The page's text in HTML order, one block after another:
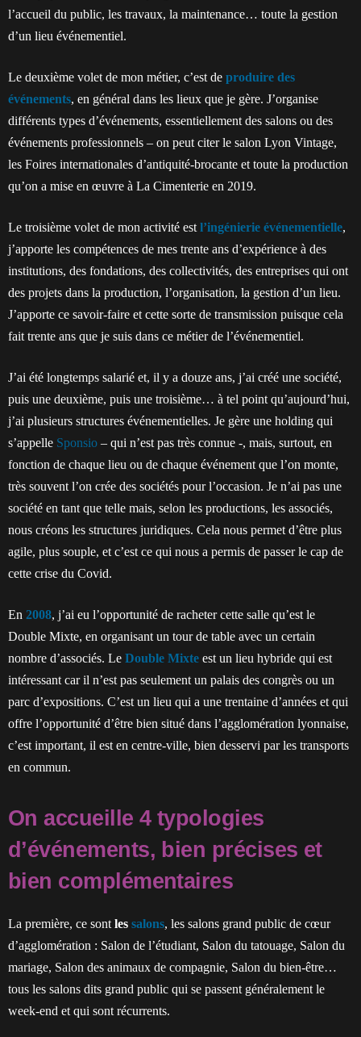
l’accueil du public, les travaux, la maintenance… toute la gestion
d’un lieu événementiel.
Le deuxième volet de mon métier, c’est de produire des
événements, en général dans les lieux que je gère. J’organise
différents types d’événements, essentiellement des salons ou des
événements professionnels – on peut citer le salon Lyon Vintage,
les Foires internationales d’antiquité-brocante et toute la production
qu’on a mise en œuvre à La Cimenterie en 2019.
Le troisième volet de mon activité est l’ingénierie événementielle,
j’apporte les compétences de mes trente ans d’expérience à des
institutions, des fondations, des collectivités, des entreprises qui ont
des projets dans la production, l’organisation, la gestion d’un lieu.
J’apporte ce savoir-faire et cette sorte de transmission puisque cela
fait trente ans que je suis dans ce métier de l’événementiel.
J’ai été longtemps salarié et, il y a douze ans, j’ai créé une société,
puis une deuxième, puis une troisième… à tel point qu’aujourd’hui,
j’ai plusieurs structures événementielles. Je gère une holding qui
s’appelle Sponsio – qui n’est pas très connue -, mais, surtout, en
fonction de chaque lieu ou de chaque événement que l’on monte,
très souvent l’on crée des sociétés pour l’occasion. Je n’ai pas une
société en tant que telle mais, selon les productions, les associés,
nous créons les structures juridiques. Cela nous permet d’être plus
agile, plus souple, et c’est ce qui nous a permis de passer le cap de
cette crise du Covid.
En 2008, j’ai eu l’opportunité de racheter cette salle qu’est le
Double Mixte, en organisant un tour de table avec un certain
nombre d’associés. Le Double Mixte est un lieu hybride qui est
intéressant car il n’est pas seulement un palais des congrès ou un
parc d’expositions. C’est un lieu qui a une trentaine d’années et qui
offre l’opportunité d’être bien situé dans l’agglomération lyonnaise,
c’est important, il est en centre-ville, bien desservi par les transports
en commun.
On accueille 4 typologies
d’événements, bien précises et
bien complémentaires
La première, ce sont les salons, les salons grand public de cœur
d’agglomération : Salon de l’étudiant, Salon du tatouage, Salon du
mariage, Salon des animaux de compagnie, Salon du bien-être…
tous les salons dits grand public qui se passent généralement le
week-end et qui sont récurrents.